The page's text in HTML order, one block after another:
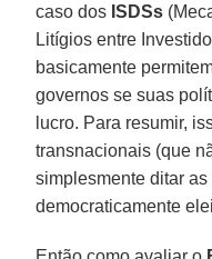
caso dos ISDSs
Litígios entre
basicamente
governos se suas
lucro. Para resumir,
transnacionais (que
simplesmente ditar
democraticamente